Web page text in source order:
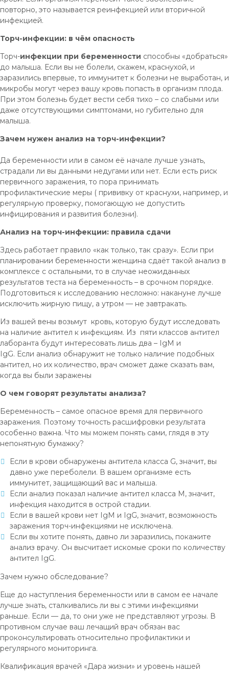
повторно, это называется реинфекцией или вторичной
инфекцией.
Торч-инфекции: в чём опасность
Торч-инфекции при беременности способны «добраться»
до малыша. Если вы не болели, скажем, краснухой, и
заразились впервые, то иммунитет к болезни не выработан, и
микробы могут через вашу кровь попасть в организм плода.
При этом болезнь будет вести себя тихо – со слабыми или
даже отсутствующими симптомами, но губительно для
малыша.
Зачем нужен анализ на торч-инфекции?
Да беременности или в самом её начале лучше узнать,
страдали ли вы данными недугами или нет. Если есть риск
первичного заражения, то пора принимать
профилактические меры ( прививку от краснухи, например, и
регулярную проверку, помогающую не допустить
инфицирования и развития болезни).
Анализ на торч-инфекции: правила сдачи
Здесь работает правило «как только, так сразу». Если при
планировании беременности женщина сдаёт такой анализ в
комплексе с остальными, то в случае неожиданных
результатов теста на беременность – в срочном порядке.
Подготовиться к исследованию несложно: накануне лучше
исключить жирную пищу, а утром — не завтракать.
Из вашей вены возьмут кровь, которую будут исследовать
на наличие антител к инфекциям. Из пяти классов антител
лаборанта будут интересовать лишь два – IgM и
IgG. Если анализ обнаружит не только наличие подобных
антител, но их количество, врач сможет даже сказать вам,
когда вы были заражены
О чем говорят результаты анализа?
Беременность – самое опасное время для первичного
заражения. Поэтому точность расшифровки результата
особенно важна. Что мы можем понять сами, глядя в эту
непонятную бумажку?
Если в крови обнаружены антитела класса G, значит, вы
давно уже переболели. В вашем организме есть
иммунитет, защищающий вас и малыша.
Если анализ показал наличие антител класса М, значит,
инфекция находится в острой стадии.
Если в вашей крови нет IgM и IgG, значит, возможность
заражения торч-инфекциями не исключена.
Если вы хотите понять, давно ли заразились, покажите
анализ врачу. Он высчитает искомые сроки по количеству
антител IgG.
Зачем нужно обследование?
Еще до наступления беременности или в самом ее начале
лучше знать, сталкивались ли вы с этими инфекциями
раньше. Если — да, то они уже не представляют угрозы. В
противном случае ваш лечащий врач обязан вас
проконсультировать относительно профилактики и
регулярного мониторинга.
Квалификация врачей «Дара жизни» и уровень нашей